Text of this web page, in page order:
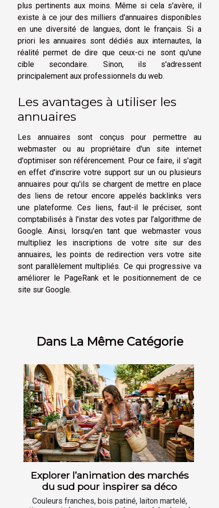
plus pertinents aux moins. Même si cela s'avère, il
existe à ce jour des milliers d'annuaires disponibles
en une diversité de langues, dont le français. Si a
priori les annuaires sont dédiés aux internautes, la
réalité permet de dire que ceux-ci ne sont qu'une
cible secondaire. Sinon, ils s'adressent
principalement aux professionnels du web.
Les avantages à utiliser les
annuaires
Les annuaires sont conçus pour permettre au
webmaster ou au propriétaire d'un site internet
d'optimiser son référencement. Pour ce faire, il s'agit
en effet d'inscrire votre support sur un ou plusieurs
annuaires pour qu'ils se chargent de mettre en place
des liens de retour encore appelés backlinks vers
une plateforme. Ces liens, faut-il le préciser, sont
comptabilisés à l'instar des votes par l’algorithme de
Google. Ainsi, lorsqu'en tant que webmaster vous
multipliez les inscriptions de votre site sur des
annuaires, les points de redirection vers votre site
sont parallèlement multipliés. Ce qui progressive va
améliorer le PageRank et le positionnement de ce
site sur Google.
Dans La Même Catégorie
Explorer l’animation des marchés
du sud pour inspirer sa déco
Couleurs franches, bois patiné, laiton martelé,